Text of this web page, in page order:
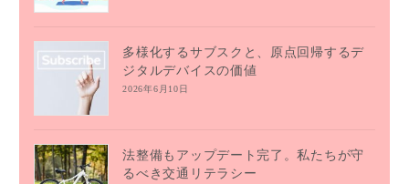
多様化するサブスクと、原点回帰するデ
ジタルデバイスの価値
2026年6月10日
法整備もアップデート完了。私たちが守
るべき交通リテラシー